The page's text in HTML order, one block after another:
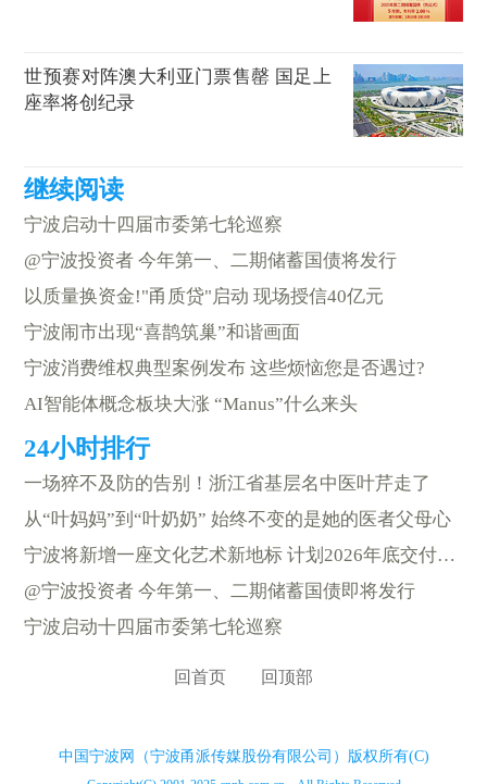
世预赛对阵澳大利亚门票售罄 国足上
座率将创纪录
宁波启动十四届市委第七轮巡察
@宁波投资者 今年第一、二期储蓄国债将发行
以质量换资金!"甬质贷"启动 现场授信40亿元
宁波闹市出现“喜鹊筑巢”和谐画面
宁波消费维权典型案例发布 这些烦恼您是否遇过?
AI智能体概念板块大涨 “Manus”什么来头
一场猝不及防的告别！浙江省基层名中医叶芹走了
从“叶妈妈”到“叶奶奶” 始终不变的是她的医者父母心
宁波将新增一座文化艺术新地标 计划2026年底交付使用
@宁波投资者 今年第一、二期储蓄国债即将发行
宁波启动十四届市委第七轮巡察
回首页 回顶部
中国宁波网（宁波甬派传媒股份有限公司）版权所有(C)